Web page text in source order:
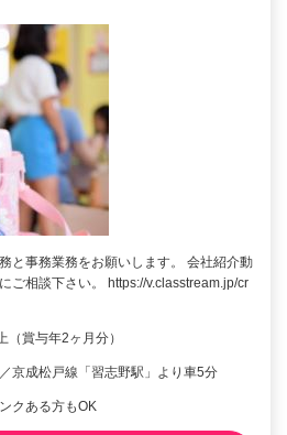
と事務業務をお願いします。 会社紹介動
ご相談下さい。 https://v.classtream.jp/cr
（賞与年2ヶ月分）
京成松戸線「習志野駅」より車5分
クある方もOK